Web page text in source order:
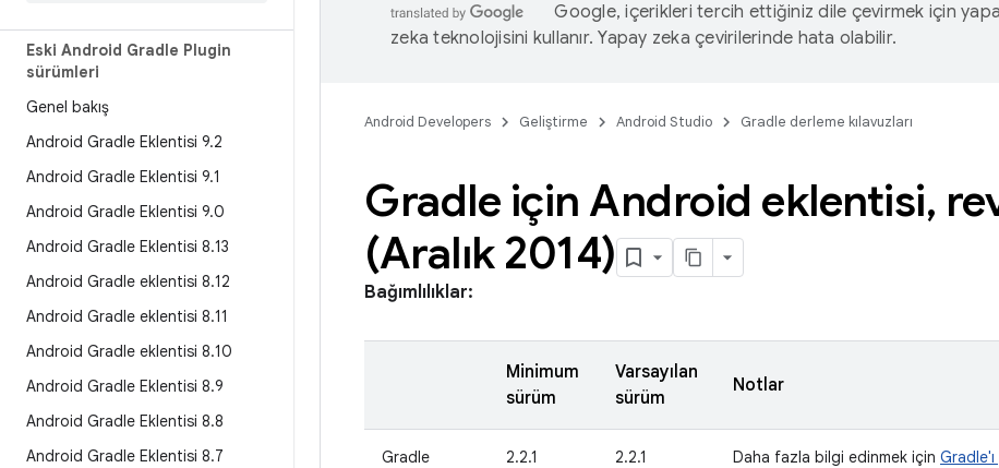
Eski Android Gradle Plugin
sürümleri
Genel bakış
Android Gradle Eklentisi 9.2
Android Gradle Eklentisi 9.1
Android Gradle Eklentisi 9.0
Android Gradle Eklentisi 8.13
Android Gradle eklentisi 8.12
Android Gradle eklentisi 8.11
Android Gradle eklentisi 8.10
Android Gradle Eklentisi 8.9
Android Gradle Eklentisi 8.8
Android Gradle Eklentisi 8.7
Google, içerikleri tercih ettiğiniz dile çevirmek için
zeka teknolojisini kullanır. Yapay zeka çevirilerinde hata olabilir.
Android Developers Geliştirme Android Studio Gradle derleme kılavuzları
Gradle için Android eklentisi,
(Aralık 2014)
Bağımlılıklar:
Minimum
sürüm
Varsayılan
sürüm
Notlar
Gradle 2.2.1 2.2.1 Daha fazla bilgi edinmek için